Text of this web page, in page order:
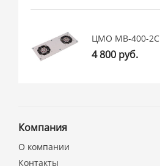
ЦМО МВ-400-2С
4 800 руб.
Компания
О компании
Контакты